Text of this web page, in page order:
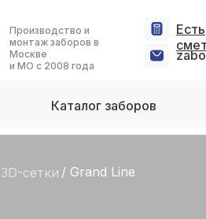
Производство и
монтаж заборов в
Москве
и МО с 2008 года
Есть
Каталог заборов
сетки / Grand Line